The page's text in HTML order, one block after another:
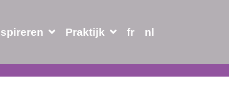
Praktijk fr nl